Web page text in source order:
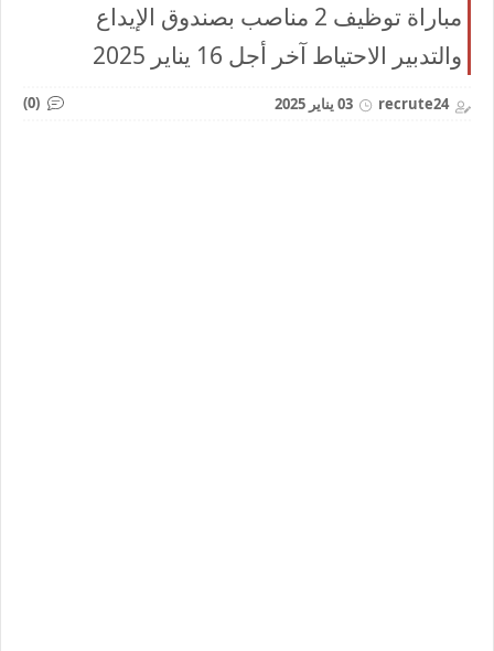
مباراة توظيف 2 مناصب بصندوق الإيداع
والتدبير الاحتياط آخر أجل 16 يناير 2025
recrute24 03 يناير 2025 (0)